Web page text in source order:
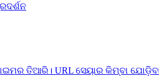
ତିଆରି। URL ସେୟାର କିମ୍ବା